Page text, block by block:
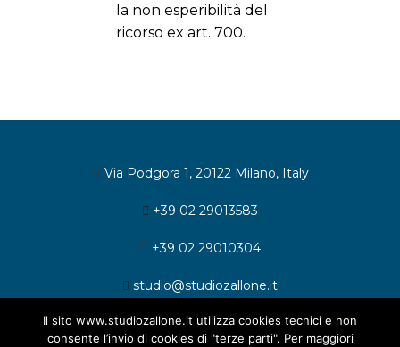
la non esperibilità del
ricorso ex art. 700.
Via Podgora 1, 20122 Milano, Italy
+39 02 29013583
+39 02 29010304
studio@studiozallone.it
Il sito www.studiozallone.it utilizza cookies tecnici e non
consente l’invio di cookies di "terze parti". Per maggiori